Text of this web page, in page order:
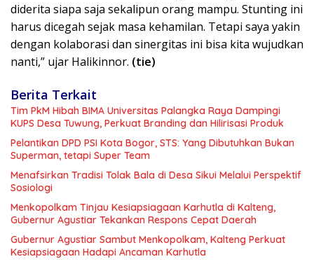
diderita siapa saja sekalipun orang mampu. Stunting ini
harus dicegah sejak masa kehamilan. Tetapi saya yakin
dengan kolaborasi dan sinergitas ini bisa kita wujudkan
nanti,” ujar Halikinnor. (tie)
Berita Terkait
Tim PkM Hibah BIMA Universitas Palangka Raya Dampingi
KUPS Desa Tuwung, Perkuat Branding dan Hilirisasi Produk
Pelantikan DPD PSI Kota Bogor, STS: Yang Dibutuhkan Bukan
Superman, tetapi Super Team
Menafsirkan Tradisi Tolak Bala di Desa Sikui Melalui Perspektif
Sosiologi
Menkopolkam Tinjau Kesiapsiagaan Karhutla di Kalteng,
Gubernur Agustiar Tekankan Respons Cepat Daerah
Gubernur Agustiar Sambut Menkopolkam, Kalteng Perkuat
Kesiapsiagaan Hadapi Ancaman Karhutla